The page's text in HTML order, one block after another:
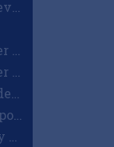
EK Retail Customer Support Omnichannel